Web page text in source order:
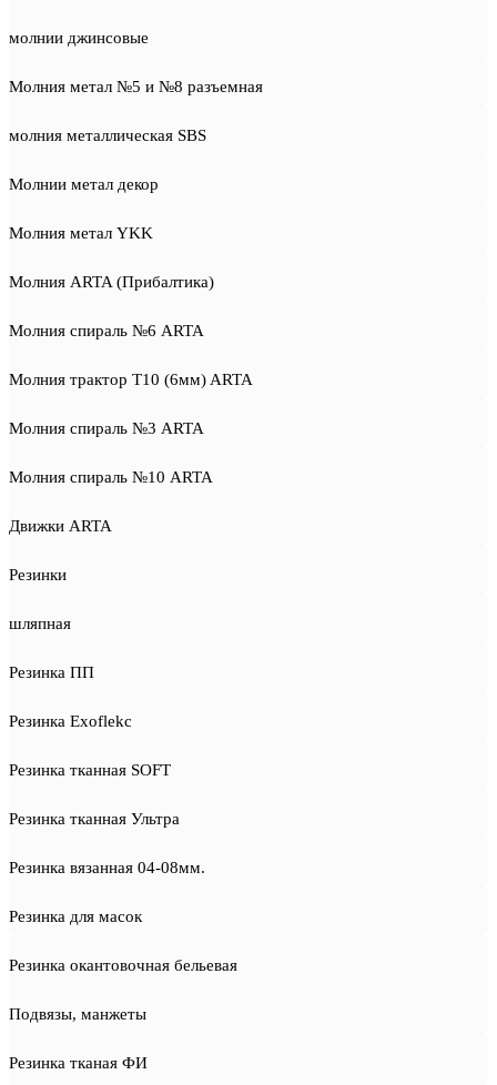
молнии джинсовые
Молния метал №5 и №8 разъемная
молния металлическая SBS
Молнии метал декор
Молния метал YKK
Молния ARTA (Прибалтика)
Молния спираль №6 ARTA
Молния трактор T10 (6мм) ARTA
Молния спираль №3 ARTA
Молния спираль №10 ARTA
Движки ARTA
Резинки
шляпная
Резинка ПП
Резинка Exoflekc
Резинка тканная SOFT
Резинка тканная Ультра
Резинка вязанная 04-08мм.
Резинка для масок
Резинка окантовочная бельевая
Подвязы, манжеты
Резинка тканая ФИ